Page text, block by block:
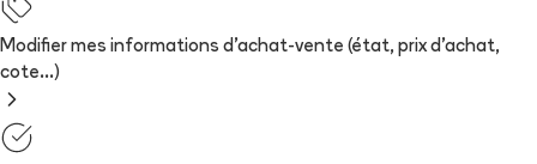
Modifier mes informations d'achat-vente (état, prix d'achat,
cote...)